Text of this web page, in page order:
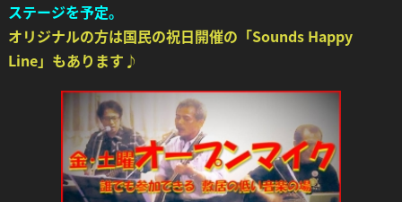
ステージを予定。
オリジナルの方は国民の祝日開催の「Sounds Happy
Line」 もあります♪